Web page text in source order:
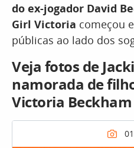
do ex-jogador David
Girl Victoria começou
públicas ao lado dos
Veja fotos de
namorada de
Victoria Beckham